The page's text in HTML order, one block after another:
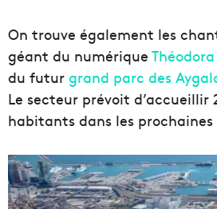
On trouve également les
géant du numérique Théodora
du futur grand parc des
Le secteur prévoit d’accueillir
habitants dans les prochaines